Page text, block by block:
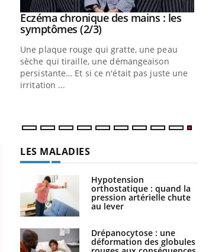
Youtube
Eczéma chronique des mains : les
symptômes (2/3)Youtube
Une plaque rouge qui gratte, une peau
sèche qui tiraille, une démangeaison
persistante… Et si ce n'était pas juste une
irritation ...
LES MALADIES
Hypotension
orthostatique : quand la
pression artérielle chute
au lever
Drépanocytose : une
déformation des globules